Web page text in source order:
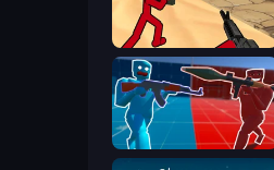
Stickman Counter Terror Strike
Battle of the Soldiers: Red vs Blue